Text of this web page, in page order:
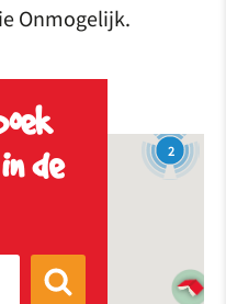
Onmogelijk.
de
2